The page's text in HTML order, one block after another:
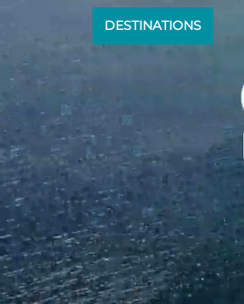
DESTINATIONS